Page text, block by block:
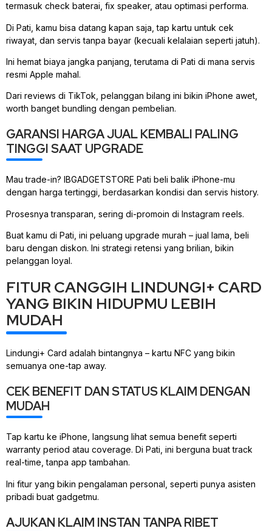
termasuk check baterai, fix speaker, atau optimasi performa.
Di Pati, kamu bisa datang kapan saja, tap kartu untuk cek
riwayat, dan servis tanpa bayar (kecuali kelalaian seperti jatuh).
Ini hemat biaya jangka panjang, terutama di Pati di mana servis
resmi Apple mahal.
Dari reviews di TikTok, pelanggan bilang ini bikin iPhone awet,
worth banget bundling dengan pembelian.
GARANSI HARGA JUAL KEMBALI PALING
TINGGI SAAT UPGRADE
Mau trade-in? IBGADGETSTORE Pati beli balik iPhone-mu
dengan harga tertinggi, berdasarkan kondisi dan servis history.
Prosesnya transparan, sering di-promoin di Instagram reels.
Buat kamu di Pati, ini peluang upgrade murah – jual lama, beli
baru dengan diskon. Ini strategi retensi yang brilian, bikin
pelanggan loyal.
FITUR CANGGIH LINDUNGI+ CARD
YANG BIKIN HIDUPMU LEBIH
MUDAH
Lindungi+ Card adalah bintangnya – kartu NFC yang bikin
semuanya one-tap away.
CEK BENEFIT DAN STATUS KLAIM DENGAN
MUDAH
Tap kartu ke iPhone, langsung lihat semua benefit seperti
warranty period atau coverage. Di Pati, ini berguna buat track
real-time, tanpa app tambahan.
Ini fitur yang bikin pengalaman personal, seperti punya asisten
pribadi buat gadgetmu.
AJUKAN KLAIM INSTAN TANPA RIBET